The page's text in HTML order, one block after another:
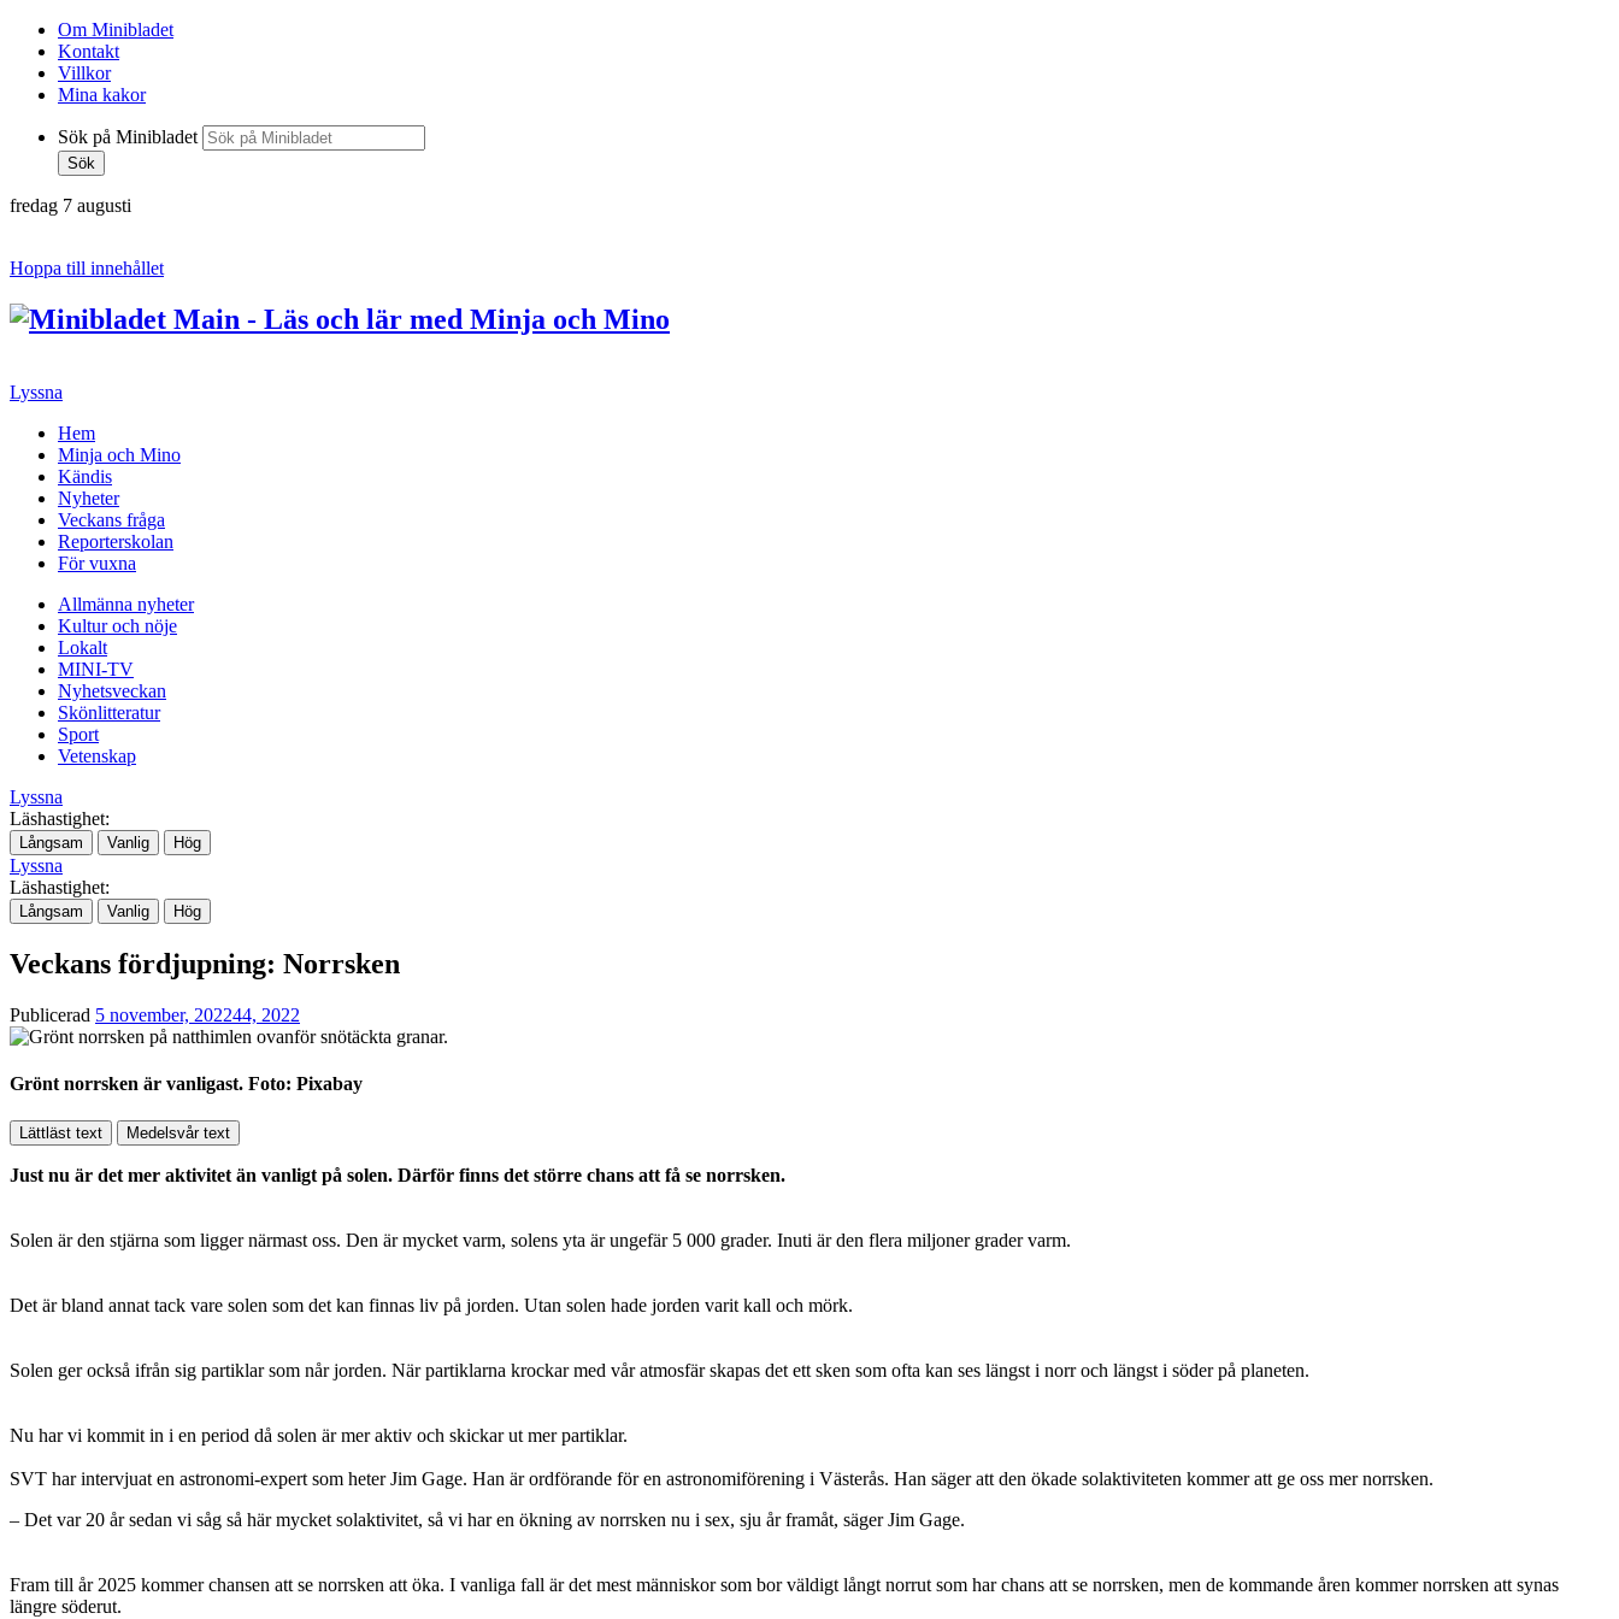
Om Minibladet
Kontakt
Villkor
Mina kakor
Sök på Minibladet
Sök
fredag 7 augusti
Hoppa till innehållet
Lyssna
Hem
Minja och Mino
Kändis
Nyheter
Veckans fråga
Reporterskolan
För vuxna
Allmänna nyheter
Kultur och nöje
Lokalt
MINI-TV
Nyhetsveckan
Skönlitteratur
Sport
Vetenskap
Lyssna
Läshastighet:
Långsam Vanlig Hög
Lyssna
Läshastighet:
Långsam Vanlig Hög
Veckans fördjupning: Norrsken
Publicerad 5 november, 202244, 2022
Grönt norrsken är vanligast. Foto: Pixabay
Lättläst text Medelsvår text
Just nu är det mer aktivitet än vanligt på solen. Därför finns det större chans att få se norrsken.
Solen är den stjärna som ligger närmast oss. Den är mycket varm, solens yta är ungefär 5 000 grader. Inuti är den flera miljoner grader varm.
Det är bland annat tack vare solen som det kan finnas liv på jorden. Utan solen hade jorden varit kall och mörk.
Solen ger också ifrån sig partiklar som når jorden. När partiklarna krockar med vår atmosfär skapas det ett sken som ofta kan ses längst i norr och längst i söder på planeten.
Nu har vi kommit in i en period då solen är mer aktiv och skickar ut mer partiklar.
SVT har intervjuat en astronomi-expert som heter Jim Gage. Han är ordförande för en astronomiförening i Västerås. Han säger att den ökade solaktiviteten kommer att ge oss mer norrsken.
– Det var 20 år sedan vi såg så här mycket solaktivitet, så vi har en ökning av norrsken nu i sex, sju år framåt, säger Jim Gage.
Fram till år 2025 kommer chansen att se norrsken att öka. I vanliga fall är det mest människor som bor väldigt långt norrut som har chans att se norrsken, men de kommande åren kommer norrsken att synas
längre söderut.